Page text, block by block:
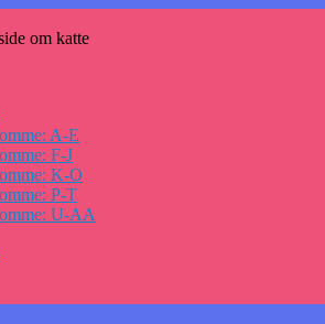
om katte
A-E
F-J
K-O
P-T
U-AA